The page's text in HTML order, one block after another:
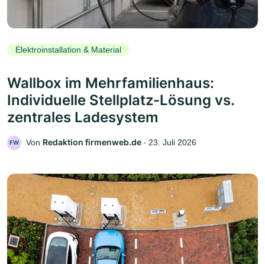
Elektroinstallation & Material
Wallbox im Mehrfamilienhaus:
Individuelle Stellplatz-Lösung vs.
zentrales Ladesystem
FW Von Redaktion firmenweb.de ‧ 23. Juli 2026